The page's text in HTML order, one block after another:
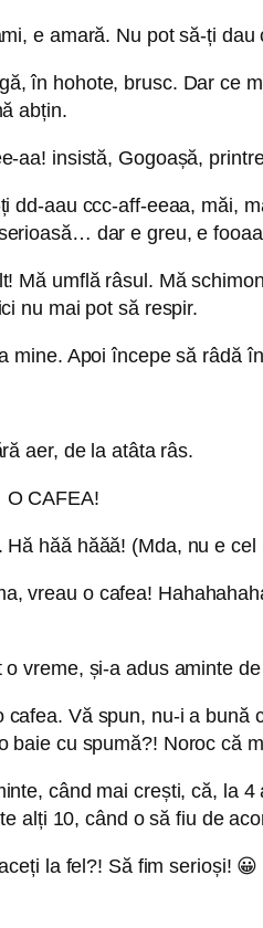
e amară. Nu pot să-ți
în hohote, brusc. Dar ce
abțin.
aa! insistă, Gogoașă,
dd-aau ccc-aff-eeaa, măi,
dar e greu, e
Mă umflă râsul. Mă
nu mai pot să respir.
mine. Apoi începe să râdă
aer, de la atâta râs.
CAFEA!
Hă hăă hăăă! (Mda, nu e
vreau o cafea!
vreme, și-a adus aminte
cafea. Vă spun, nu-i a
baie cu spumă?! Noroc că
când mai crești, că, la
alți 10, când o să fiu de
la fel?! Să fim serioși! 😀